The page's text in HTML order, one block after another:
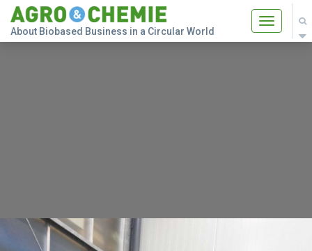
Toggle
About Biobased Business in a Circular World